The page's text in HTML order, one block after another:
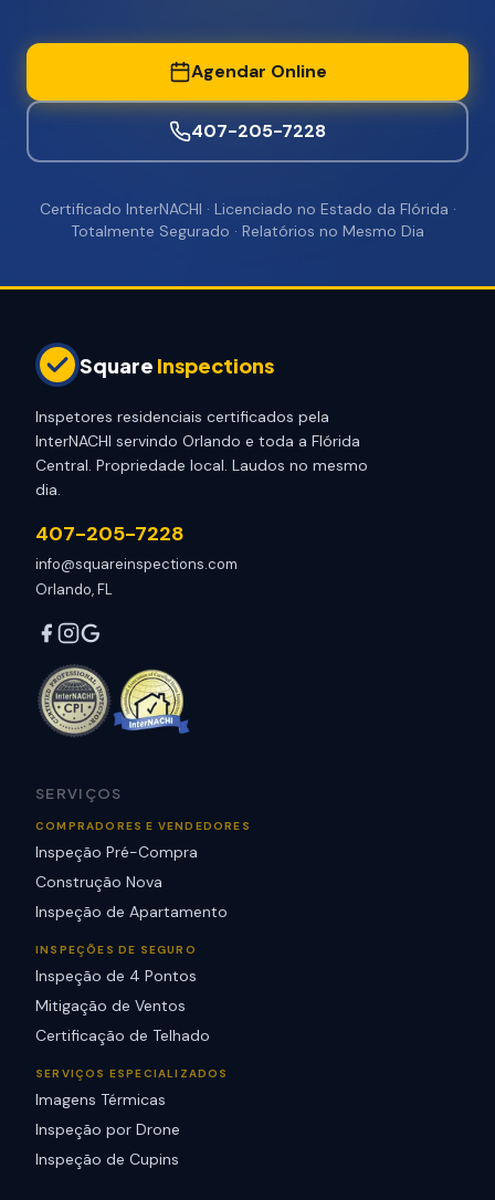
Agendar Online
407-205-7228
Certificado InterNACHI · Licenciado no Estado da Flórida ·
Totalmente Segurado · Relatórios no Mesmo Dia
Square Inspections
Inspetores residenciais certificados pela
InterNACHI servindo Orlando e toda a Flórida
Central. Propriedade local. Laudos no mesmo
dia.
407-205-7228
info@squareinspections.com
Orlando, FL
SERVIÇOS
COMPRADORES E VENDEDORES
Inspeção Pré-Compra
Construção Nova
Inspeção de Apartamento
INSPEÇÕES DE SEGURO
Inspeção de 4 Pontos
Mitigação de Ventos
Certificação de Telhado
SERVIÇOS ESPECIALIZADOS
Imagens Térmicas
Inspeção por Drone
Inspeção de Cupins